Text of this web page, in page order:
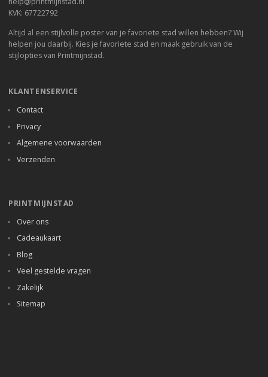
KVK: 67722792
Altijd al een stijlvolle poster van je favoriete stad willen hebben? Wij
helpen jou daarbij. Kies je favoriete stad en maak gebruik van de
stijlopties van Printmijnstad.
KLANTENSERVICE
Contact
Privacy
Algemene voorwaarden
Verzenden
PRINTMIJNSTAD
Over ons
Cadeaukaart
Blog
Veel gestelde vragen
Zakelijk
Sitemap